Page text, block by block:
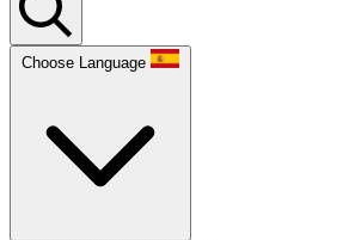
Choose Language